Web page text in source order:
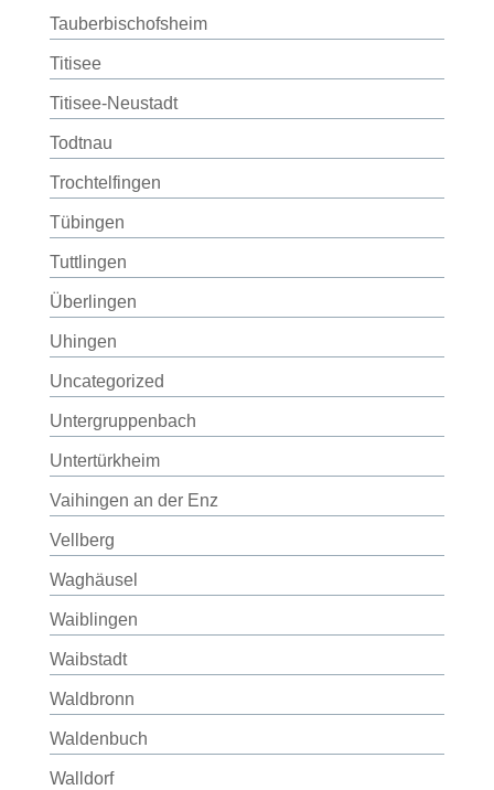
Tauberbischofsheim
Titisee
Titisee-Neustadt
Todtnau
Trochtelfingen
Tübingen
Tuttlingen
Überlingen
Uhingen
Uncategorized
Untergruppenbach
Untertürkheim
Vaihingen an der Enz
Vellberg
Waghäusel
Waiblingen
Waibstadt
Waldbronn
Waldenbuch
Walldorf